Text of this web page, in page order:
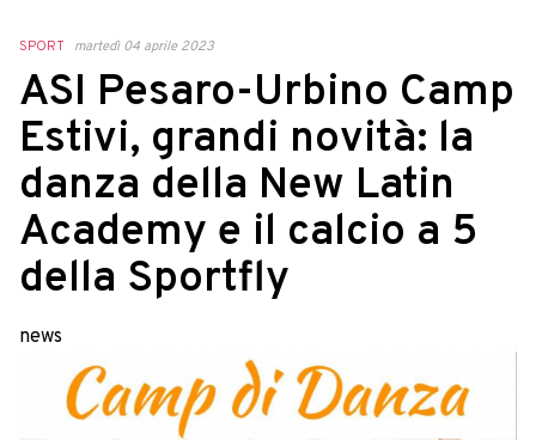
SPORT martedì 04 aprile 2023
ASI Pesaro-Urbino Camp
Estivi, grandi novità: la
danza della New Latin
Academy e il calcio a 5
della Sportfly
news